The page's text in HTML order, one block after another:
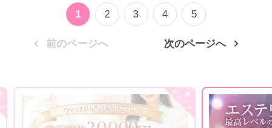
1 2 3 4 5
前のページへ 次のページへ